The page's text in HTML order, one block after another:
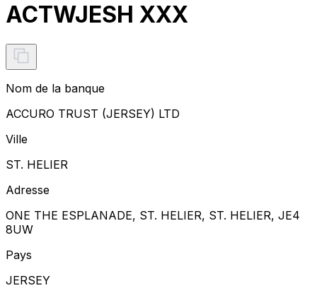
ACTWJESH XXX
Nom de la banque
ACCURO TRUST (JERSEY) LTD
Ville
ST. HELIER
Adresse
ONE THE ESPLANADE, ST. HELIER, ST. HELIER, JE4
8UW
Pays
JERSEY